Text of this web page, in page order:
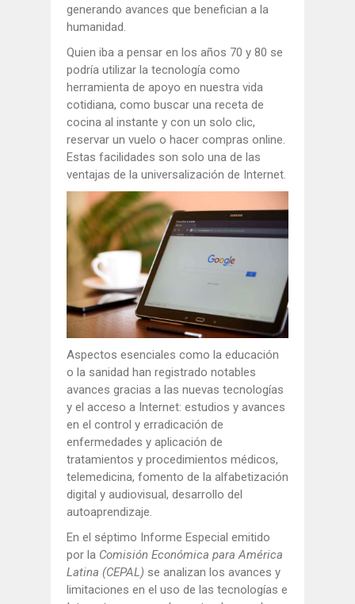
generando avances que benefician a la
humanidad.
Quien iba a pensar en los años 70 y 80 se
podría utilizar la tecnología como
herramienta de apoyo en nuestra vida
cotidiana, como buscar una receta de
cocina al instante y con un solo clic,
reservar un vuelo o hacer compras online.
Estas facilidades son solo una de las
ventajas de la universalización de Internet.
Aspectos esenciales como la educación
o la sanidad han registrado notables
avances gracias a las nuevas tecnologías
y el acceso a Internet: estudios y avances
en el control y erradicación de
enfermedades y aplicación de
tratamientos y procedimientos médicos,
telemedicina, fomento de la alfabetización
digital y audiovisual, desarrollo del
autoaprendizaje.
En el séptimo Informe Especial emitido
por la Comisión Económica para América
Latina (CEPAL) se analizan los avances y
limitaciones en el uso de las tecnologías e